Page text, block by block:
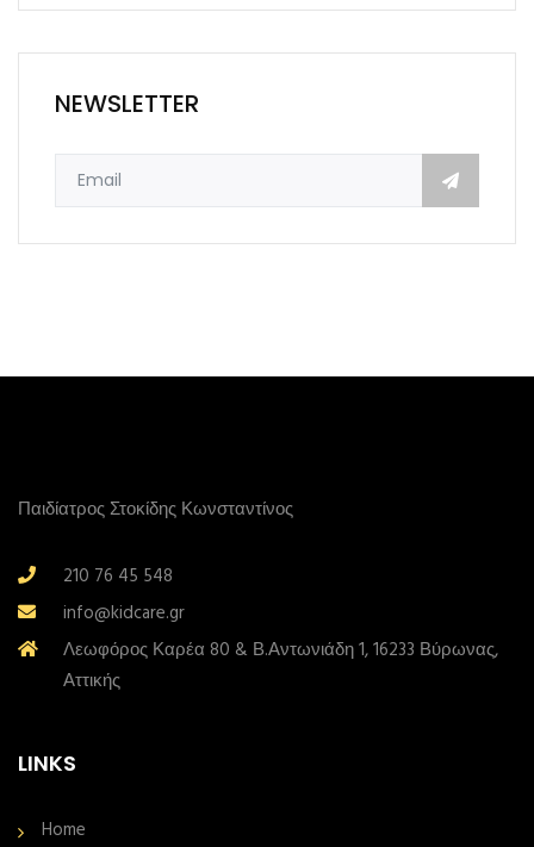
NEWSLETTER
Παιδίατρος Στοκίδης Κωνσταντίνος
210 76 45 548
info@kidcare.gr
Λεωφόρος Καρέα 80 & Β.Αντωνιάδη 1, 16233 Βύρωνας,
Αττικής
LINKS
Home